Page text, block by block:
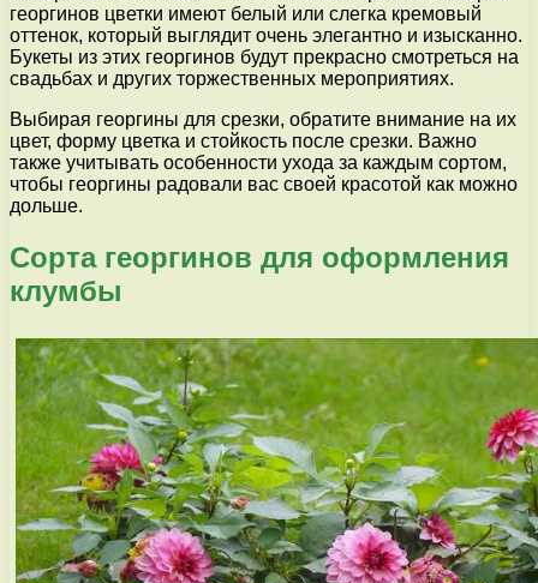
георгинов цветки имеют белый или слегка кремовый
оттенок, который выглядит очень элегантно и изысканно.
Букеты из этих георгинов будут прекрасно смотреться на
свадьбах и других торжественных мероприятиях.
Выбирая георгины для срезки, обратите внимание на их
цвет, форму цветка и стойкость после срезки. Важно
также учитывать особенности ухода за каждым сортом,
чтобы георгины радовали вас своей красотой как можно
дольше.
Сорта георгинов для оформления
клумбы